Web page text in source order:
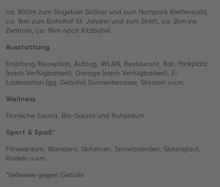
ca. 800m zum Skigebiet SkiStar und zum Hornpark Kletterwald,
ca. 1km zum Bahnhof St. Johann und zum Skilift, ca. 2km ins
Zentrum, ca. 9km nach Kitzbühel
Ausstattung
Empfang/Rezeption, Aufzug, WLAN, Restaurant, Bar, Parkplatz
(nach Verfügbarkeit), Garage (nach Verfügbarkeit), E-
Ladestation (gg. Gebühr) Sonnenterrasse, Skiraum u.v.m.
Wellness
Finnische Sauna, Bio-Sauna und Ruheraum
Sport & Spaß*
Fitnessraum, Wandern, Skifahren, Snowboarden, Skilanglauf,
Rodeln u.v.m.
*teilweise gegen Gebühr